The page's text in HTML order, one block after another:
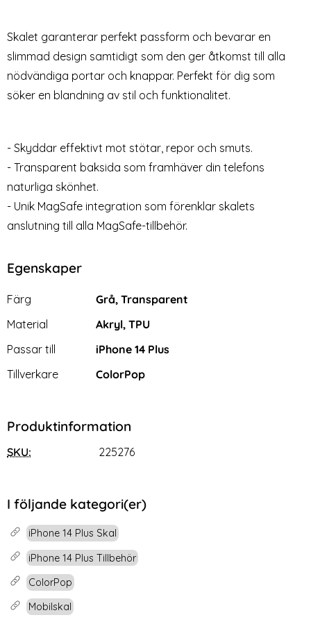
TPU Lila
rea pris
79 krtidigare pris
129 kr
Tillgänglighet:
Lagervara
Köp
iPhone 14 Plus / 13 Pro Max Skärmskydd Heltäckande
rea pris
49 kr tidigare pris
149 kr
Tillgänglighet:
iPhone 14 Plus
iPhone 14
Skalet garanterar perfekt passform och bevarar en
slimmad design samtidigt som den ger åtkomst till alla
nödvändiga portar och knappar. Perfekt för dig som
söker en blandning av stil och funktionalitet.
- Skyddar effektivt mot stötar, repor och smuts.
- Transparent baksida som framhäver din telefons
naturliga skönhet.
- Unik MagSafe integration som förenklar skalets
anslutning till alla MagSafe-tillbehör.
Egenskaper
Egenskaper/attribut för denna produkt
Attribut
Färg
Grå, Transparent
Material
Akryl, TPU
Passar till
iPhone 14 Plus
Tillverkare
ColorPop
Produktinformation
SKU: 225276
I följande kategori(er)
iPhone 14 Plus Skal
iPhone 14 Plus Tillbehör
ColorPop
Mobilskal